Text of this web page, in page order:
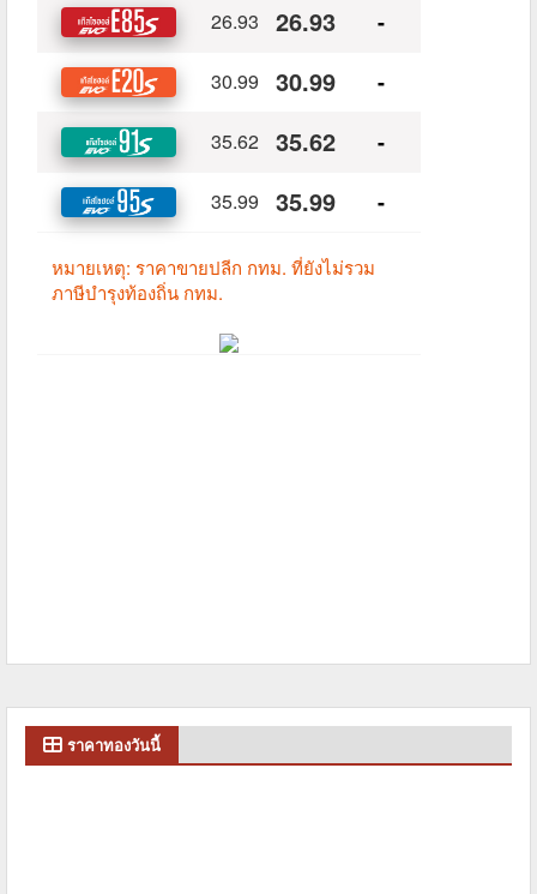
ราคาทองวันนี้